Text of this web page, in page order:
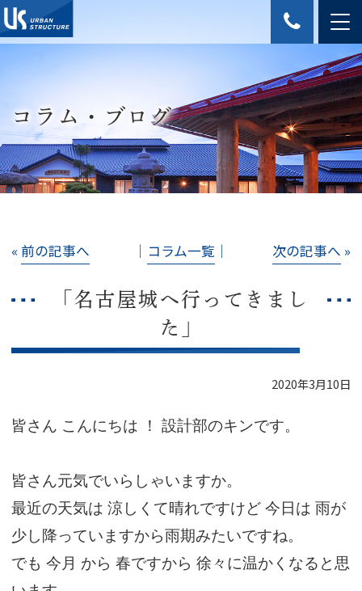
コラム・ブログ
« 前の記事へ │ コラム一覧 │ 次の記事へ »
「名古屋城へ行ってきまし
た」
2020年3月10日
皆さん こんにちは ！ 設計部のキンです。
皆さん元気でいらしゃいますか。
最近の天気は 涼しくて晴れですけど 今日は 雨が
少し降っていますから雨期みたいですね。
でも 今月 から 春ですから 徐々に温かくなると思